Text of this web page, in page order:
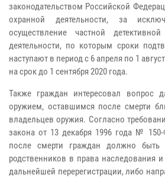
законодательством Российской
охранной деятельности, за
осуществление частной
деятельности, по которым сроки
наступают в период с 6 апреля по 1
на срок до 1 сентября 2020 года.
Также граждан интересовал вопрос
оружием, оставшимся после смерти
владельцев оружия. Согласно
закона от 13 декабря 1996 года №
после смерти граждан должно быть
родственников в права наследования
дальнейшей перерегистрации, либо